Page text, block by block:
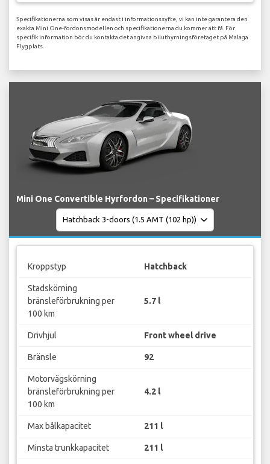
Specifikationerna som visas är endast i informationssyfte, vi kan inte garantera den
exakta Mini One-fordonsmodellen och specifikationerna du kommer att få. För
specifik information bör du kontakta det angivna biluthyrningsföretaget på Malaga
Flygplats.
Mini One Convertible Hyrfordon – Specifikationer
Kroppstyp Hatchback
Stadskörning
bränsleförbrukning per
100 km
5.7 l
Drivhjul Front wheel drive
Bränsle 92
Motorvägskörning
bränsleförbrukning per
100 km
4.2 l
Max bålkapacitet 211 l
Minsta trunkkapacitet 211 l